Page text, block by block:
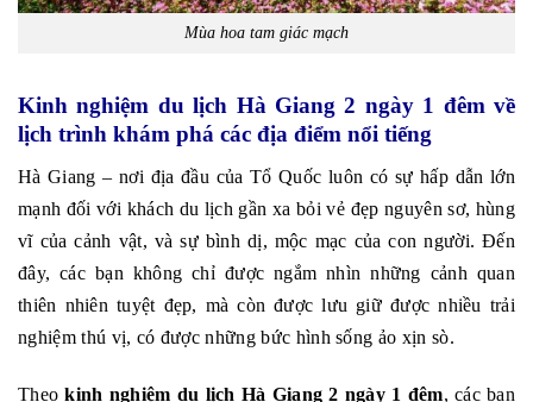
Mùa hoa tam giác mạch
Kinh nghiệm du lịch Hà Giang 2 ngày 1 đêm về
lịch trình khám phá các địa điểm nổi tiếng
Hà Giang – nơi địa đầu của Tổ Quốc luôn có sự hấp dẫn lớn
mạnh đối với khách du lịch gần xa bỏi vẻ đẹp nguyên sơ, hùng
vĩ của cảnh vật, và sự bình dị, mộc mạc của con người. Đến
đây, các bạn không chỉ được ngắm nhìn những cảnh quan
thiên nhiên tuyệt đẹp, mà còn được lưu giữ được nhiều trải
nghiệm thú vị, có được những bức hình sống ảo xịn sò.
Theokinh nghiệm du lịch Hà Giang 2 ngày 1 đêm, các bạn